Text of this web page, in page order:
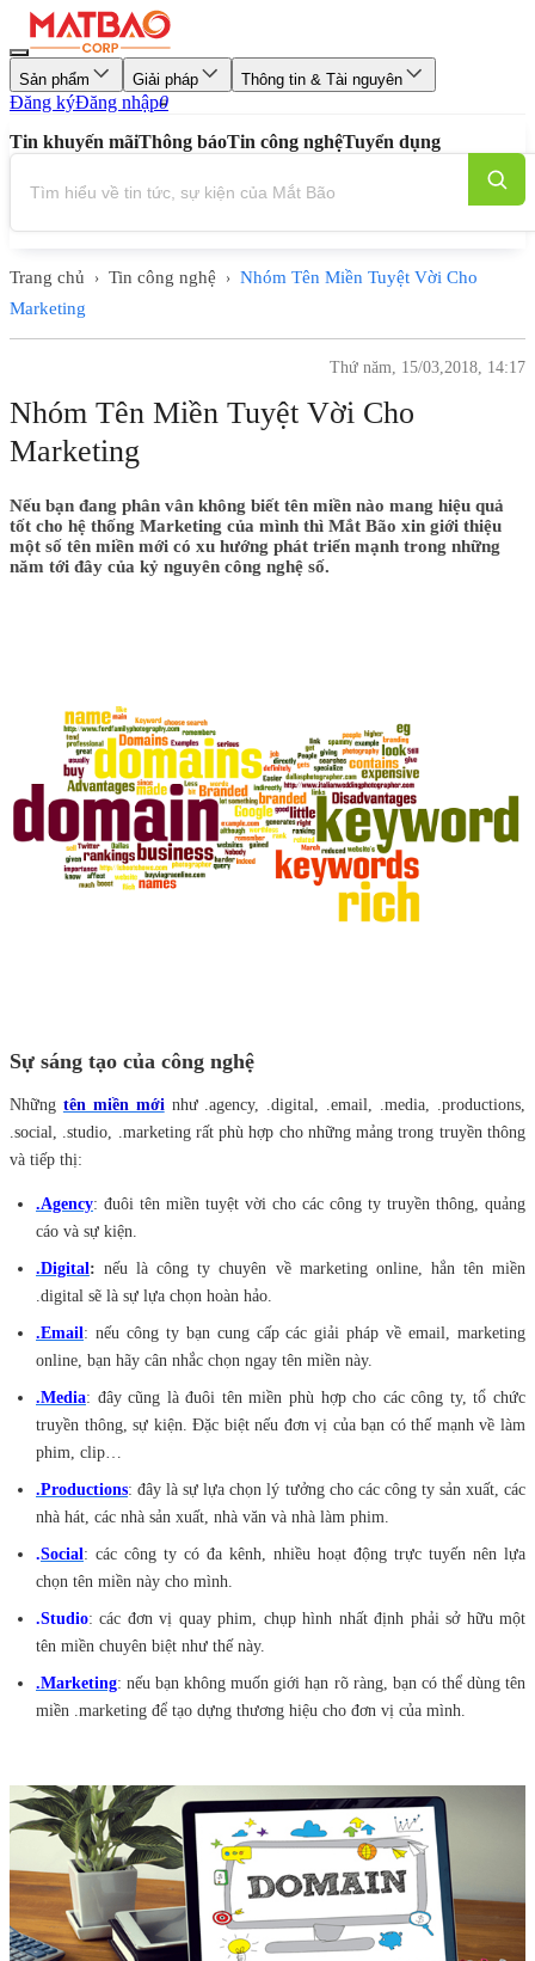
Sản phẩm Giải pháp Thông tin & Tài nguyên
Đăng kýĐăng nhập0
Tin khuyến mãiThông báoTin công nghệTuyển dụng
Trang chủ › Tin công nghệ › Nhóm Tên Miền Tuyệt Vời Cho
Marketing
Thứ năm, 15/03,2018, 14:17
Nhóm Tên Miền Tuyệt Vời Cho
Marketing
Nếu bạn đang phân vân không biết tên miền nào mang hiệu quả
tốt cho hệ thống Marketing của mình thì Mắt Bão xin giới thiệu
một số tên miền mới có xu hướng phát triển mạnh trong những
năm tới đây của kỷ nguyên công nghệ số.
Sự sáng tạo của công nghệ
Những tên miền mớinhư .agency, .digital, .email, .media, .productions,
.social, .studio, .marketing rất phù hợp cho những mảng trong truyền thông
và tiếp thị:
.Agency: đuôi tên miền tuyệt vời cho các công ty truyền thông, quảng
cáo và sự kiện.
.Digital: nếu là công ty chuyên về marketing online, hẳn tên miền
.digital sẽ là sự lựa chọn hoàn hảo.
.Email: nếu công ty bạn cung cấp các giải pháp về email, marketing
online, bạn hãy cân nhắc chọn ngay tên miền này.
.Media: đây cũng là đuôi tên miền phù hợp cho các công ty, tổ chức
truyền thông, sự kiện. Đặc biệt nếu đơn vị của bạn có thế mạnh về làm
phim, clip…
.Productions: đây là sự lựa chọn lý tưởng cho các công ty sản xuất, các
nhà hát, các nhà sản xuất, nhà văn và nhà làm phim.
.Social: các công ty có đa kênh, nhiều hoạt động trực tuyến nên lựa
chọn tên miền này cho mình.
.Studio: các đơn vị quay phim, chụp hình nhất định phải sở hữu một
tên miền chuyên biệt như thế này.
.Marketing: nếu bạn không muốn giới hạn rõ ràng, bạn có thể dùng tên
miền .marketing để tạo dựng thương hiệu cho đơn vị của mình.